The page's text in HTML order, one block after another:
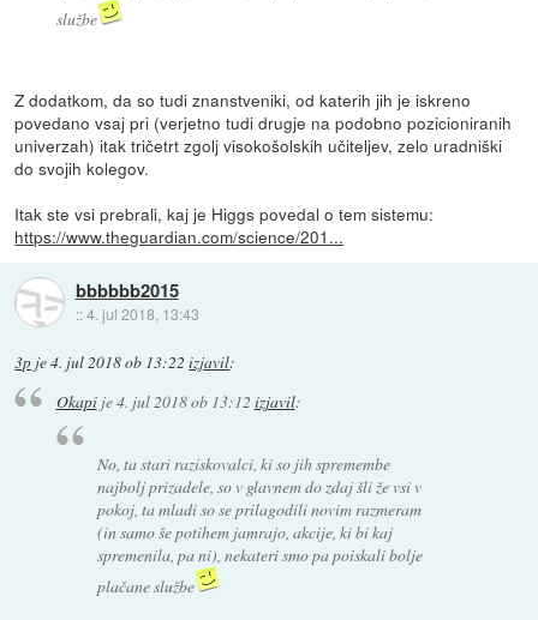
službe
Z dodatkom, da so tudi znanstveniki, od katerih jih je iskreno
povedano vsaj pri (verjetno tudi drugje na podobno pozicioniranih
univerzah) itak tričetrt zgolj visokošolskih učiteljev, zelo uradniški
do svojih kolegov.
Itak ste vsi prebrali, kaj je Higgs povedal o tem sistemu:
https://www.theguardian.com/science/201...
bbbbbb2015
::4. jul 2018, 13:43
3p je4. jul 2018 ob 13:22 izjavil:
Okapije4. jul 2018 ob 13:12 izjavil:
No, ta stari raziskovalci, ki so jih spremembe
najbolj prizadele, so v glavnem do zdaj šli že vsi v
pokoj, ta mladi so se prilagodili novim razmeram
(in samo še potihem jamrajo, akcije, ki bi kaj
spremenila, pa ni), nekateri smo pa poiskali bolje
plačane službe